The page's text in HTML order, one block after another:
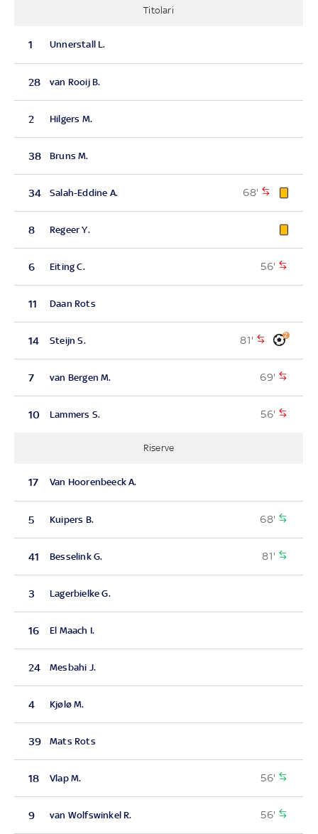
Titolari
1 Unnerstall L.
28 van Rooij B.
2 Hilgers M.
38 Bruns M.
34 Salah-Eddine A. 68'
8 Regeer Y.
6 Eiting C. 56'
11 Daan Rots
14 Steijn S. 81' 2
7 van Bergen M. 69'
10 Lammers S. 56'
Riserve
17 Van Hoorenbeeck A.
5 Kuipers B. 68'
41 Besselink G. 81'
3 Lagerbielke G.
16 El Maach I.
24 Mesbahi J.
4 Kjølø M.
39 Mats Rots
18 Vlap M. 56'
9 van Wolfswinkel R. 56'